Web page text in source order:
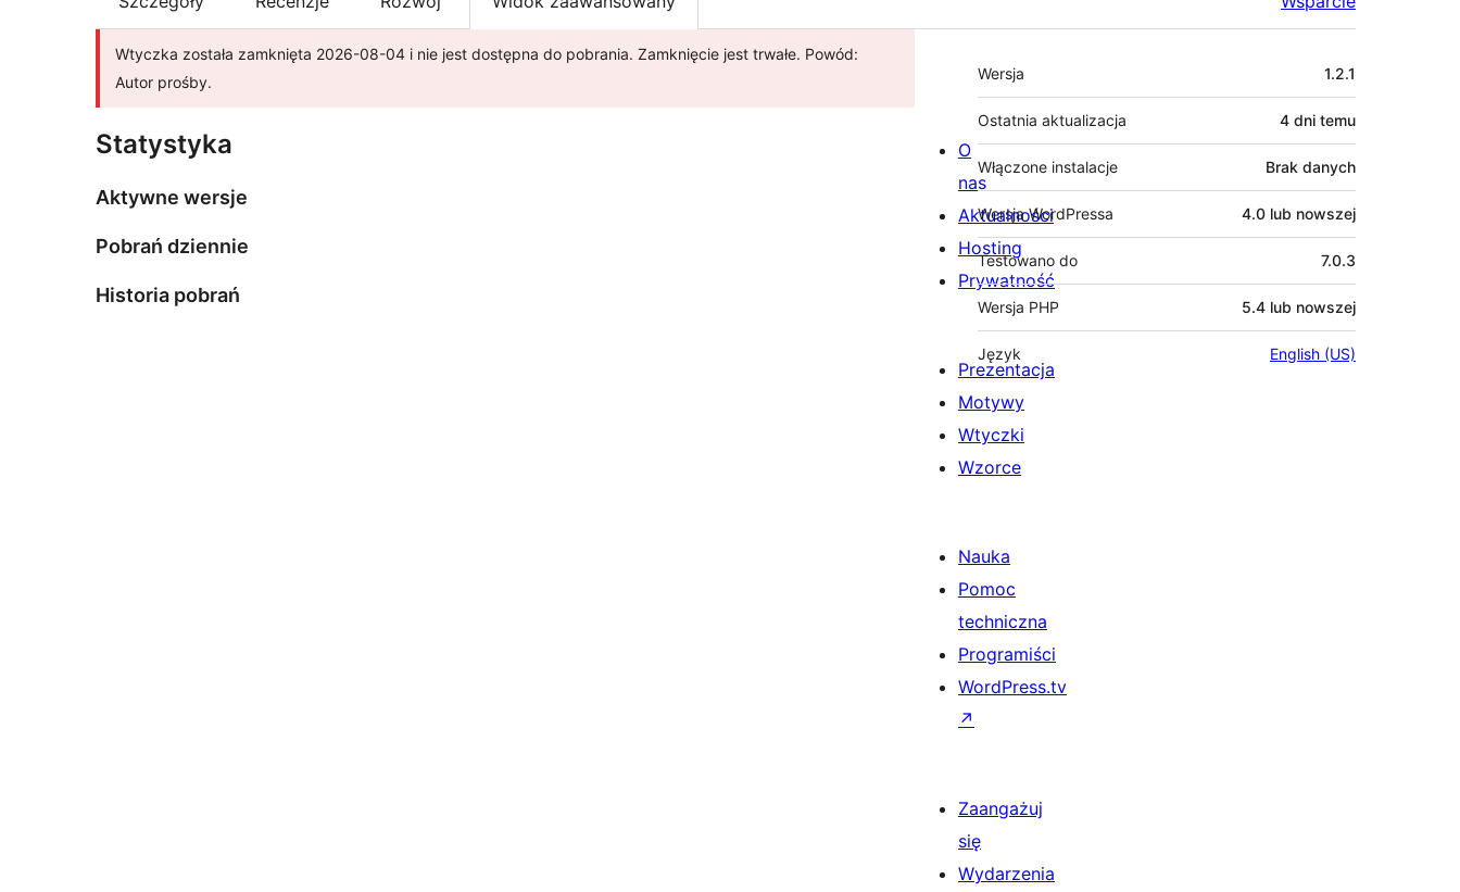
Wtyczka została zamknięta 2026-08-04 i nie jest dostępna do pobrania. Zamknięcie jest trwałe. Powód:
Autor prośby.
Statystyka
Aktywne wersje
Pobrań dziennie
Historia pobrań
Meta
Wersja 1.2.1
Ostatnia aktualizacja 4 dni temu
Włączone instalacje Brak danych
Wersja WordPressa 4.0 lub nowszej
Testowano do 7.0.3
Wersja PHP 5.4 lub nowszej
Język English (US)
O
nas
Aktualności
Hosting
Prywatność
Prezentacja
Motywy
Wtyczki
Wzorce
Nauka
Pomoc
techniczna
Programiści
WordPress.tv
↗
Zaangażuj
się
Wydarzenia